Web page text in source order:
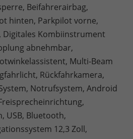
Beifahrerairbag,
hinten, Parkpilot vorne,
Digitales Kombiinstrument
abnehmbar,
Multi-Beam
Rückfahrkamera,
Notrufsystem, Android
USB, Bluetooth,
12,3 Zoll,